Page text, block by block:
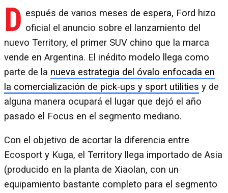
D espués de varios meses de espera, Ford hizo
oficial el anuncio sobre el lanzamiento del
nuevo Territory, el primer SUV chino que la marca
vende en Argentina. El inédito modelo llega como
parte de la nueva estrategia del óvalo enfocada en
la comercialización de pick-ups y sport utilities y de
alguna manera ocupará el lugar que dejó el año
pasado el Focus en el segmento mediano.
Con el objetivo de acortar la diferencia entre
Ecosport y Kuga, el Territory llega importado de Asia
(producido en la planta de Xiaolan, con un
equipamiento bastante completo para el segmento